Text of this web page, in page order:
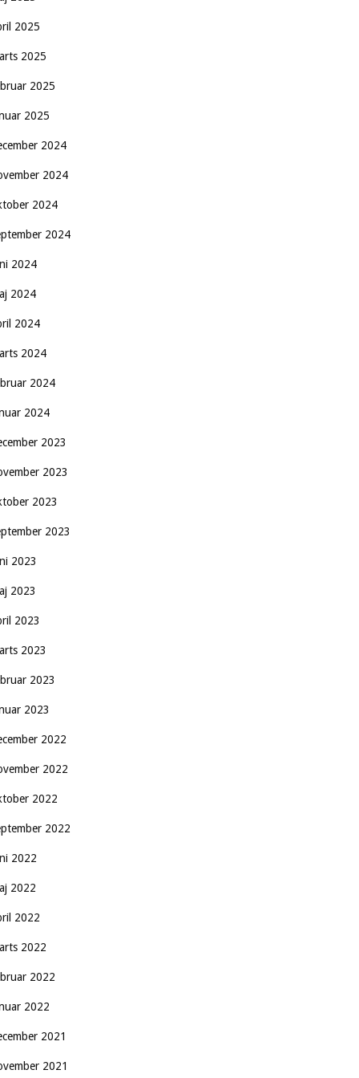
2025
2025
2025
2025
2024
2024
2024
2024
2024
2024
2024
2024
2024
2024
2023
2023
2023
2023
2023
2023
2023
2023
2023
2023
2022
2022
2022
2022
2022
2022
2022
2022
2022
2022
2021
2021